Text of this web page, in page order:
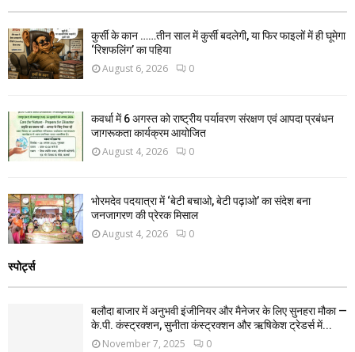
कुर्सी के कान ……तीन साल में कुर्सी बदलेगी, या फिर फाइलों में ही घूमेगा
‘रिशफलिंग’ का पहिया
August 6, 2026 0
कवर्धा में 6 अगस्त को राष्ट्रीय पर्यावरण संरक्षण एवं आपदा प्रबंधन
जागरूकता कार्यक्रम आयोजित
August 4, 2026 0
भोरमदेव पदयात्रा में ‘बेटी बचाओ, बेटी पढ़ाओ’ का संदेश बना
जनजागरण की प्रेरक मिसाल
August 4, 2026 0
स्पोर्ट्स
बलौदा बाजार में अनुभवी इंजीनियर और मैनेजर के लिए सुनहरा मौका —
के.पी. कंस्ट्रक्शन, सुनीता कंस्ट्रक्शन और ऋषिकेश ट्रेडर्स में...
November 7, 2025 0